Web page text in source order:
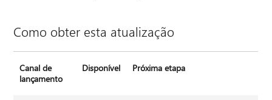
Como obter esta atualização
Canal de
lançamento
Disponível Próxima etapa